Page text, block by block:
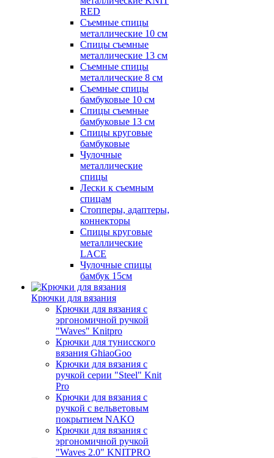
RED
Съемные спицы
металлические 10 см
Спицы съемные
металлические 13 см
Съемные спицы
металлические 8 см
Съемные спицы
бамбуковые 10 см
Спицы съемные
бамбуковые 13 см
Спицы круговые
бамбуковые
Чулочные
металлические
спицы
Лески к съемным
спицам
Стопперы, адаптеры,
коннекторы
Спицы круговые
металлические
LACE
Чулочные спицы
бамбук 15см
Крючки для вязания
Крючки для вязания с
эргономичной ручкой
"Waves" Knitpro
Крючки для тунисского
вязания GhiaoGoo
Крючки для вязания с
ручкой серии "Steel" Knit
Pro
Крючки для вязания с
ручкой с вельветовым
покрытием NAKO
Крючки для вязания с
эргономичной ручкой
"Waves 2.0" KNITPRO